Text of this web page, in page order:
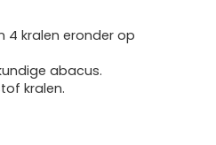
4 kralen eronder op
abacus.
kralen.